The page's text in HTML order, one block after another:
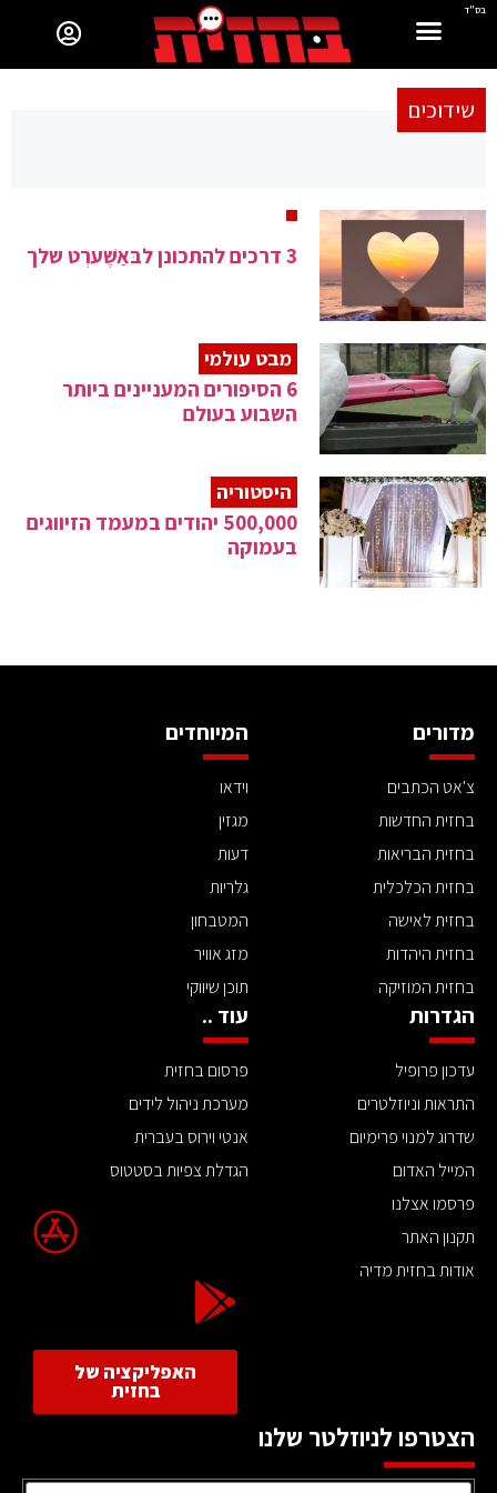
בס"ד
שידוכים
3 דרכים להתכונן לבּאַשֶׁערְט שלך
מבט עולמי
6 הסיפורים המעניינים ביותר
השבוע בעולם
היסטוריה
500,000 יהודים במעמד הזיווגים
בעמוקה
מדורים
צ'אט הכתבים
בחזית החדשות
בחזית הבריאות
בחזית הכלכלית
בחזית לאישה
בחזית היהדות
בחזית המוזיקה
המיוחדים
וידאו
מגזין
דעות
גלריות
המטבחון
מזג אוויר
תוכן שיווקי
הגדרות
עדכון פרופיל
התראות וניוזלטרים
שדרוג למנוי פרימיום
המייל האדום
פרסמו אצלנו
תקנון האתר
אודות בחזית מדיה
עוד ..
פרסום בחזית
מערכת ניהול לידים
אנטי וירוס בעברית
הגדלת צפיות בסטטוס
האפליקציה של
בחזית
הצטרפו לניוזלטר שלנו